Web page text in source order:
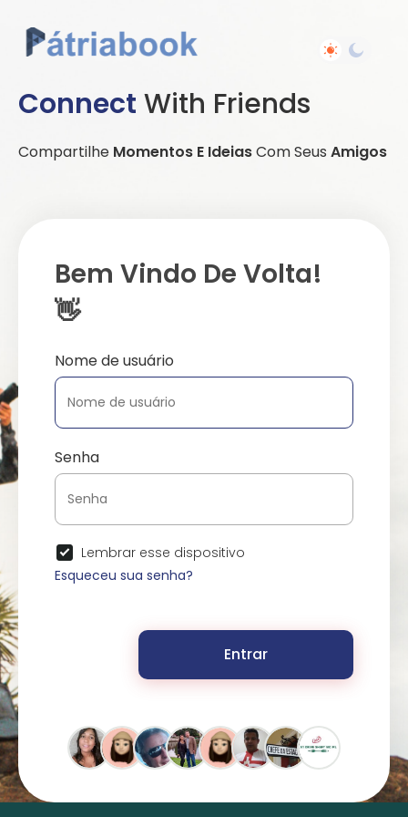
Connect With Friends
Compartilhe Momentos E IdeiasCom Seus Amigos
Bem Vindo De Volta!
👋
Nome de usuário
Senha
Lembrar esse dispositivo
Esqueceu sua senha?
Entrar